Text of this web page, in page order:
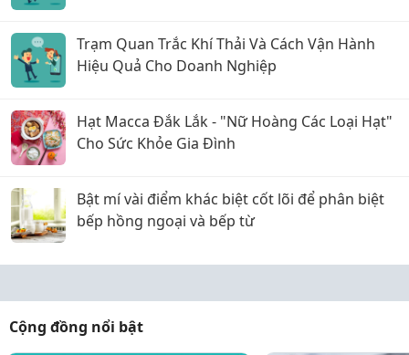
Trạm Quan Trắc Khí Thải Và Cách Vận Hành
Hiệu Quả Cho Doanh Nghiệp
Hạt Macca Đắk Lắk - "Nữ Hoàng Các Loại Hạt"
Cho Sức Khỏe Gia Đình
Bật mí vài điểm khác biệt cốt lõi để phân biệt
bếp hồng ngoại và bếp từ
Cộng đồng nổi bật